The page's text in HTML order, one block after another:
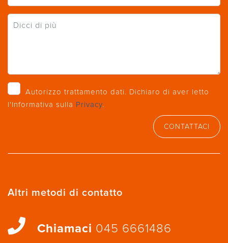
Autorizzo trattamento dati. Dichiaro di aver letto
l'Informativa sulla Privacy.
CONTATTACI
Altri metodi di contatto
Chiamaci 045 6661486